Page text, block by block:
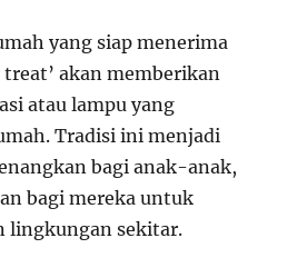
yang siap menerima
akan memberikan
atau lampu yang
Tradisi ini menjadi
bagi anak-anak,
bagi mereka untuk
lingkungan sekitar.